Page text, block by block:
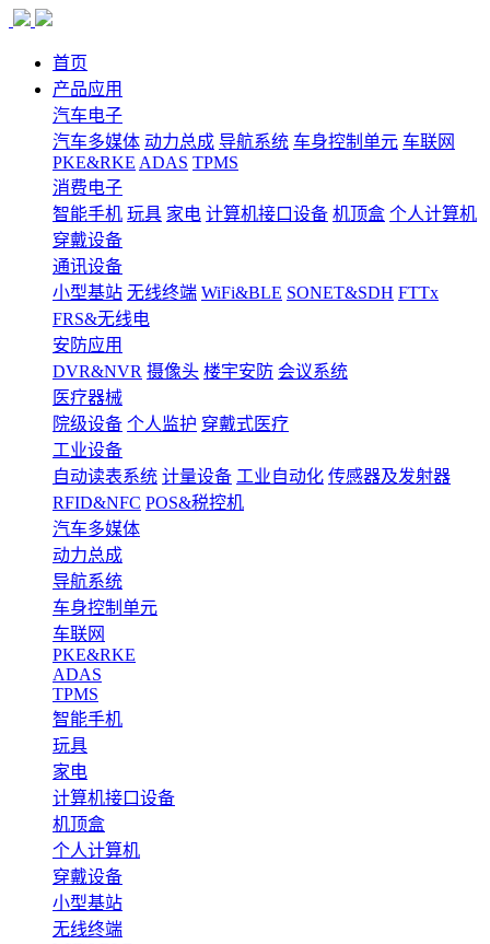
首页
产品应用
汽车电子
汽车多媒体 动力总成 导航系统 车身控制单元 车联网
PKE&RKE ADAS TPMS
消费电子
智能手机 玩具 家电 计算机接口设备 机顶盒 个人计算机
穿戴设备
通讯设备
小型基站 无线终端 WiFi&BLE SONET&SDH FTTx
FRS&无线电
安防应用
DVR&NVR 摄像头 楼宇安防 会议系统
医疗器械
院级设备 个人监护 穿戴式医疗
工业设备
自动读表系统 计量设备 工业自动化 传感器及发射器
RFID&NFC POS&税控机
汽车多媒体
动力总成
导航系统
车身控制单元
车联网
PKE&RKE
ADAS
TPMS
智能手机
玩具
家电
计算机接口设备
机顶盒
个人计算机
穿戴设备
小型基站
无线终端